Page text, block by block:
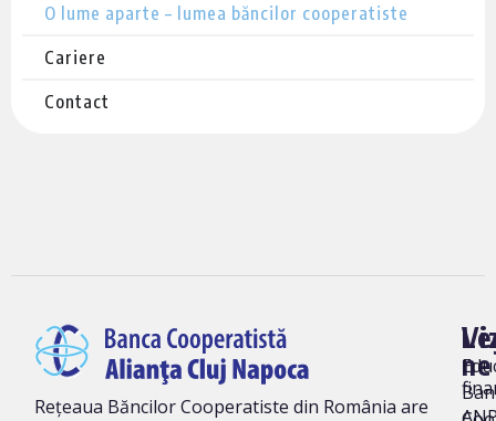
O lume aparte – lumea băncilor cooperatiste
Cariere
Contact
Rețeaua Băncilor Cooperatiste din România are
ne